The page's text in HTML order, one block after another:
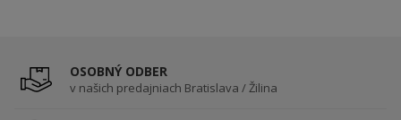
OSOBNÝ ODBER
v našich predajniach Bratislava / Žilina